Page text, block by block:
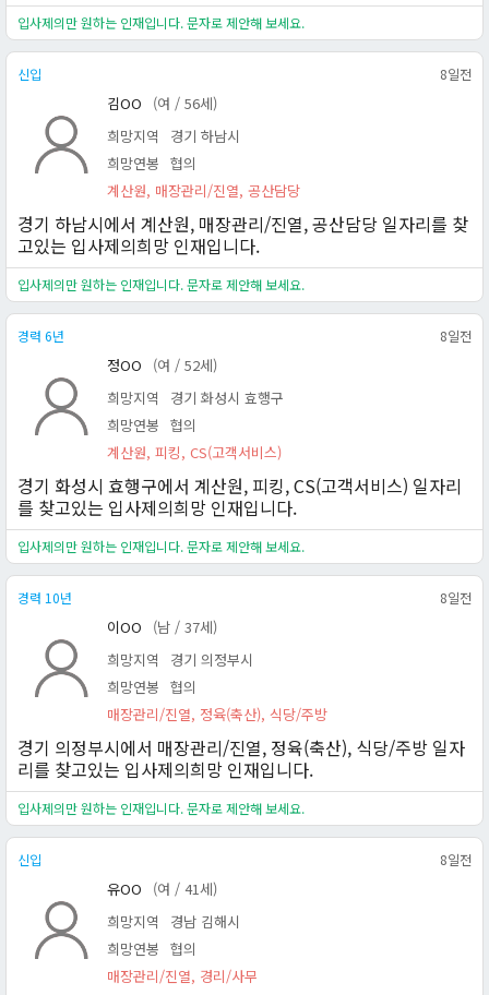
입사제의만 원하는 인재입니다. 문자로 제안해 보세요.
신입 8일전
김OO
(여 / 56세)
희망지역
경기 하남시
희망연봉 협의
계산원, 매장관리/진열, 공산담당
경기 하남시에서 계산원, 매장관리/진열, 공산담당 일자리를 찾
고있는 입사제의희망 인재입니다.
입사제의만 원하는 인재입니다. 문자로 제안해 보세요.
경력 6년 8일전
정OO
(여 / 52세)
희망지역
경기 화성시 효행구
희망연봉 협의
계산원, 피킹, CS(고객서비스)
경기 화성시 효행구에서 계산원, 피킹, CS(고객서비스) 일자리
를 찾고있는 입사제의희망 인재입니다.
입사제의만 원하는 인재입니다. 문자로 제안해 보세요.
경력 10년 8일전
이OO
(남 / 37세)
희망지역
경기 의정부시
희망연봉 협의
매장관리/진열, 정육(축산), 식당/주방
경기 의정부시에서 매장관리/진열, 정육(축산), 식당/주방 일자
리를 찾고있는 입사제의희망 인재입니다.
입사제의만 원하는 인재입니다. 문자로 제안해 보세요.
신입 8일전
유OO
(여 / 41세)
희망지역
경남 김해시
희망연봉 협의
매장관리/진열, 경리/사무